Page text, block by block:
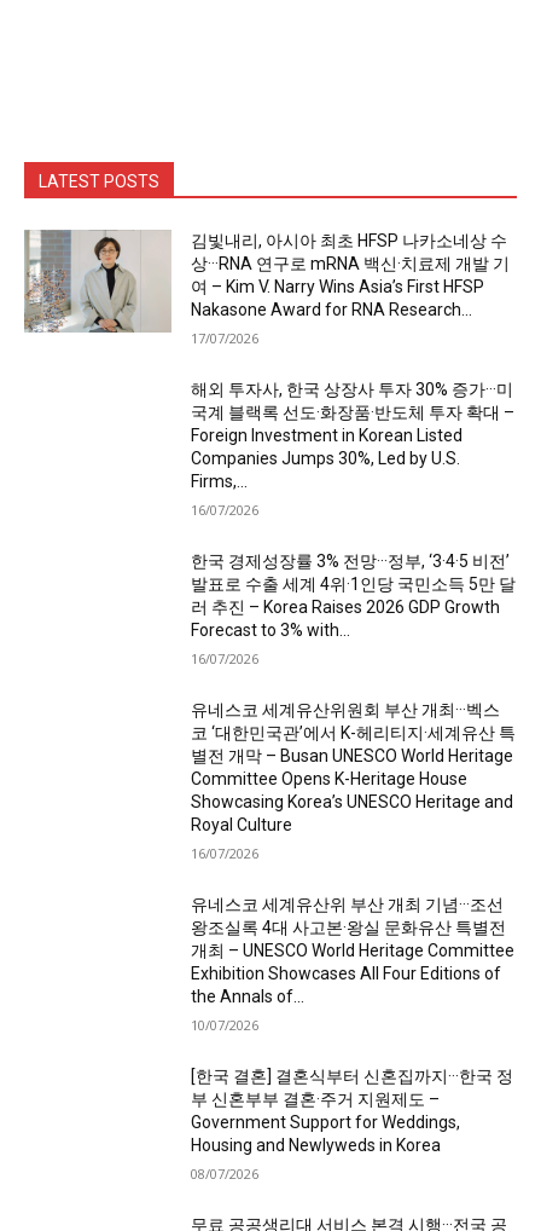
LATEST POSTS
김빛내리, 아시아 최초 HFSP 나카소네상 수
상···RNA 연구로 mRNA 백신·치료제 개발 기
여 – Kim V. Narry Wins Asia’s First HFSP
Nakasone Award for RNA Research...
17/07/2026
해외 투자사, 한국 상장사 투자 30% 증가···미
국계 블랙록 선도·화장품·반도체 투자 확대 –
Foreign Investment in Korean Listed
Companies Jumps 30%, Led by U.S.
Firms,...
16/07/2026
한국 경제성장률 3% 전망···정부, ‘3·4·5 비전’
발표로 수출 세계 4위·1인당 국민소득 5만 달
러 추진 – Korea Raises 2026 GDP Growth
Forecast to 3% with...
16/07/2026
유네스코 세계유산위원회 부산 개최···벡스
코 ‘대한민국관’에서 K-헤리티지·세계유산 특
별전 개막 – Busan UNESCO World Heritage
Committee Opens K-Heritage House
Showcasing Korea’s UNESCO Heritage and
Royal Culture
16/07/2026
유네스코 세계유산위 부산 개최 기념···조선
왕조실록 4대 사고본·왕실 문화유산 특별전
개최 – UNESCO World Heritage Committee
Exhibition Showcases All Four Editions of
the Annals of...
10/07/2026
[한국 결혼] 결혼식부터 신혼집까지···한국 정
부 신혼부부 결혼·주거 지원제도 –
Government Support for Weddings,
Housing and Newlyweds in Korea
08/07/2026
무료 공공생리대 서비스 본격 시행···전국 공